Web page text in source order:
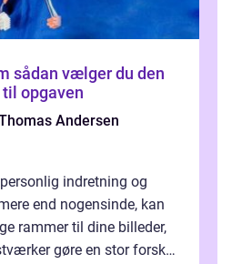
opgaven
Andersen
indretning og
end nogensinde, kan
rammer til dine billeder,
gøre en stor forskel.